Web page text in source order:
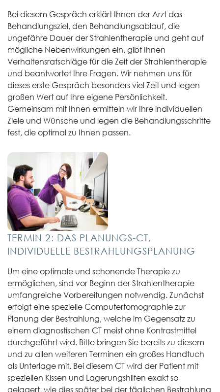
Bei diesem Gespräch erklärt Ihnen der Arzt das
Behandlungsziel, den Behandlungsablauf, die
ungefähre Dauer der Strahlentherapie und geht auf
mögliche Nebenwirkungen ein, gibt Ihnen
Verhaltensratschläge für die Zeit der Strahlentherapie
und beantwortet Ihre Fragen. Wir nehmen uns für
dieses erste Gespräch besonders viel Zeit und legen
großen Wert auf Ihre eigene Persönlichkeit.
Gemeinsam mit Ihnen ermitteln wir Ihre individuellen
Ziele und Wünsche und legen die Behandlungsschritte
fest, die optimal zu Ihnen passen.
TERMIN 2: DAS PLANUNGS-CT,
INDIVIDUELLE BESTRAHLUNGSPLANUNG
Um eine optimale und schonende Therapie zu
ermöglichen, sind vor Beginn der Strahlentherapie
umfangreiche Vorbereitungen notwendig. Zunächst
erfolgt eine spezielle Computertomographie zur
Planung der Bestrahlung, welche im Gegensatz zu
einem diagnostischen CT meist ohne Kontrastmittel
durchgeführt wird. Bitte bringen Sie bereits zu diesem
und zu allen weiteren Terminen ein großes Handtuch
als Unterlage mit. Bei diesem CT wird der Patient mit
speziellen Kissen und Lagerungshilfen exakt so
gelagert, wie dies später bei der täglichen Bestrahlung